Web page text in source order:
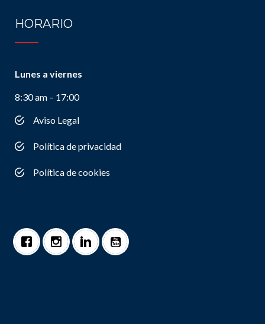
HORARIO
Lunes a viernes
8:30 am – 17:00
Aviso Legal
Política de privacidad
Política de cookies